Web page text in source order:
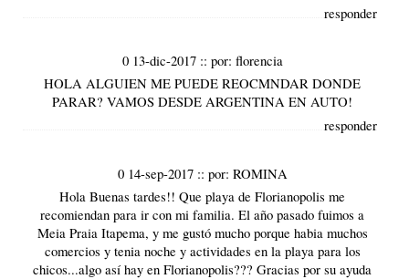
responder
0 13-dic-2017 :: por: florencia
HOLA ALGUIEN ME PUEDE REOCMNDAR DONDE
PARAR? VAMOS DESDE ARGENTINA EN AUTO!
responder
0 14-sep-2017 :: por: ROMINA
Hola Buenas tardes!! Que playa de Florianopolis me
recomiendan para ir con mi familia. El año pasado fuimos a
Meia Praia Itapema, y me gustó mucho porque habia muchos
comercios y tenia noche y actividades en la playa para los
chicos...algo así hay en Florianopolis??? Gracias por su ayuda